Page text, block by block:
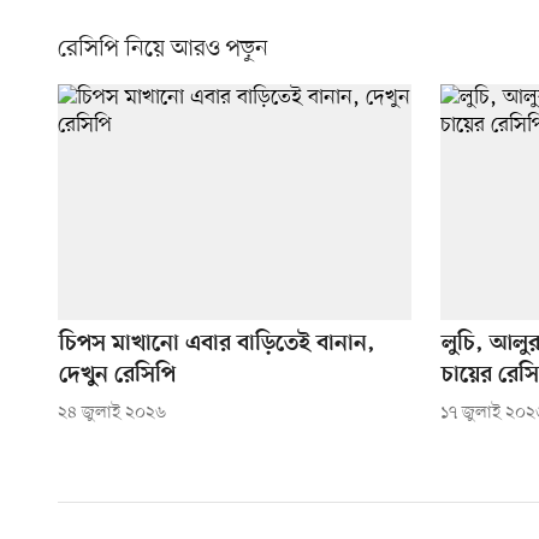
রেসিপি নিয়ে আরও পড়ুন
চিপস মাখানো এবার বাড়িতেই বানান,
দেখুন রেসিপি
২৪ জুলাই ২০২৬
লুচি,
চায়ের
১৭ জুলাই